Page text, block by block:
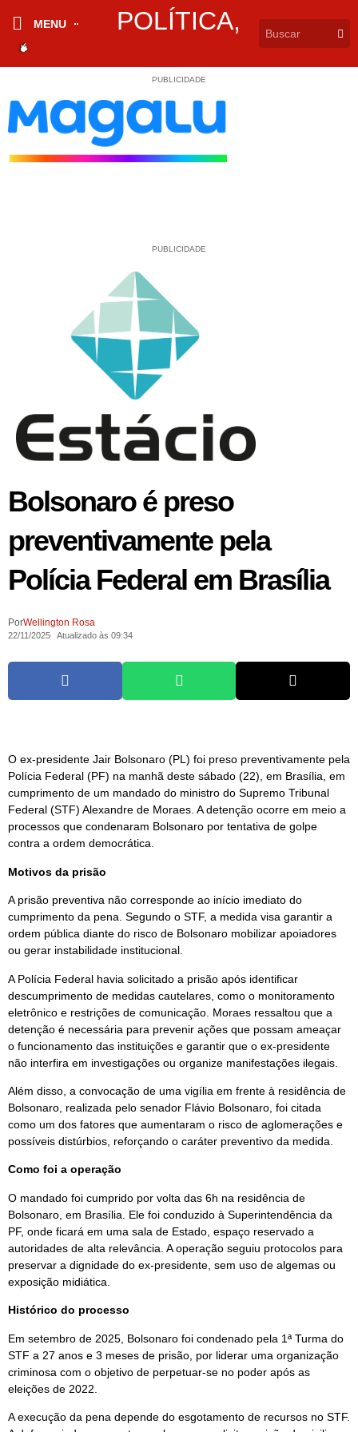
MENU POLÍTICA,
PUBLICIDADE
PUBLICIDADE
Bolsonaro é preso
preventivamente pela
Polícia Federal em Brasília
PorWellington Rosa
22/11/2025 Atualizado às 09:34
O ex-presidente Jair Bolsonaro (PL) foi preso preventivamente pela
Polícia Federal (PF) na manhã deste sábado (22), em Brasília, em
cumprimento de um mandado do ministro do Supremo Tribunal
Federal (STF) Alexandre de Moraes. A detenção ocorre em meio a
processos que condenaram Bolsonaro por tentativa de golpe
contra a ordem democrática.
Motivos da prisão
A prisão preventiva não corresponde ao início imediato do
cumprimento da pena. Segundo o STF, a medida visa garantir a
ordem pública diante do risco de Bolsonaro mobilizar apoiadores
ou gerar instabilidade institucional.
A Polícia Federal havia solicitado a prisão após identificar
descumprimento de medidas cautelares, como o monitoramento
eletrônico e restrições de comunicação. Moraes ressaltou que a
detenção é necessária para prevenir ações que possam ameaçar
o funcionamento das instituições e garantir que o ex-presidente
não interfira em investigações ou organize manifestações ilegais.
Além disso, a convocação de uma vigília em frente à residência de
Bolsonaro, realizada pelo senador Flávio Bolsonaro, foi citada
como um dos fatores que aumentaram o risco de aglomerações e
possíveis distúrbios, reforçando o caráter preventivo da medida.
Como foi a operação
O mandado foi cumprido por volta das 6h na residência de
Bolsonaro, em Brasília. Ele foi conduzido à Superintendência da
PF, onde ficará em uma sala de Estado, espaço reservado a
autoridades de alta relevância. A operação seguiu protocolos para
preservar a dignidade do ex-presidente, sem uso de algemas ou
exposição midiática.
Histórico do processo
Em setembro de 2025, Bolsonaro foi condenado pela 1ª Turma do
STF a 27 anos e 3 meses de prisão, por liderar uma organização
criminosa com o objetivo de perpetuar-se no poder após as
eleições de 2022.
A execução da pena depende do esgotamento de recursos no STF.